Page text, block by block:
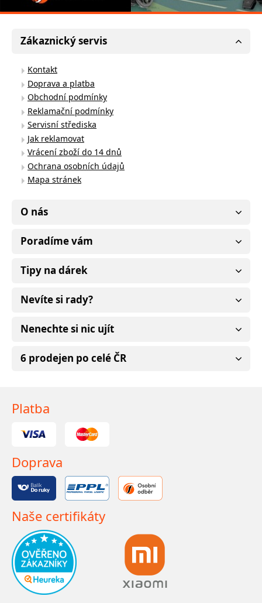
Zákaznický servis
Kontakt
Doprava a platba
Obchodní podmínky
Reklamační podmínky
Servisní střediska
Jak reklamovat
Vrácení zboží do 14 dnů
Ochrana osobních údajů
Mapa stránek
O nás
Poradíme vám
Tipy na dárek
Nevíte si rady?
Nenechte si nic ujít
6 prodejen po celé ČR
Platba
Doprava
Naše certifikáty